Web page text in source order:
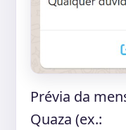
Prévia da
Quaza (ex.: